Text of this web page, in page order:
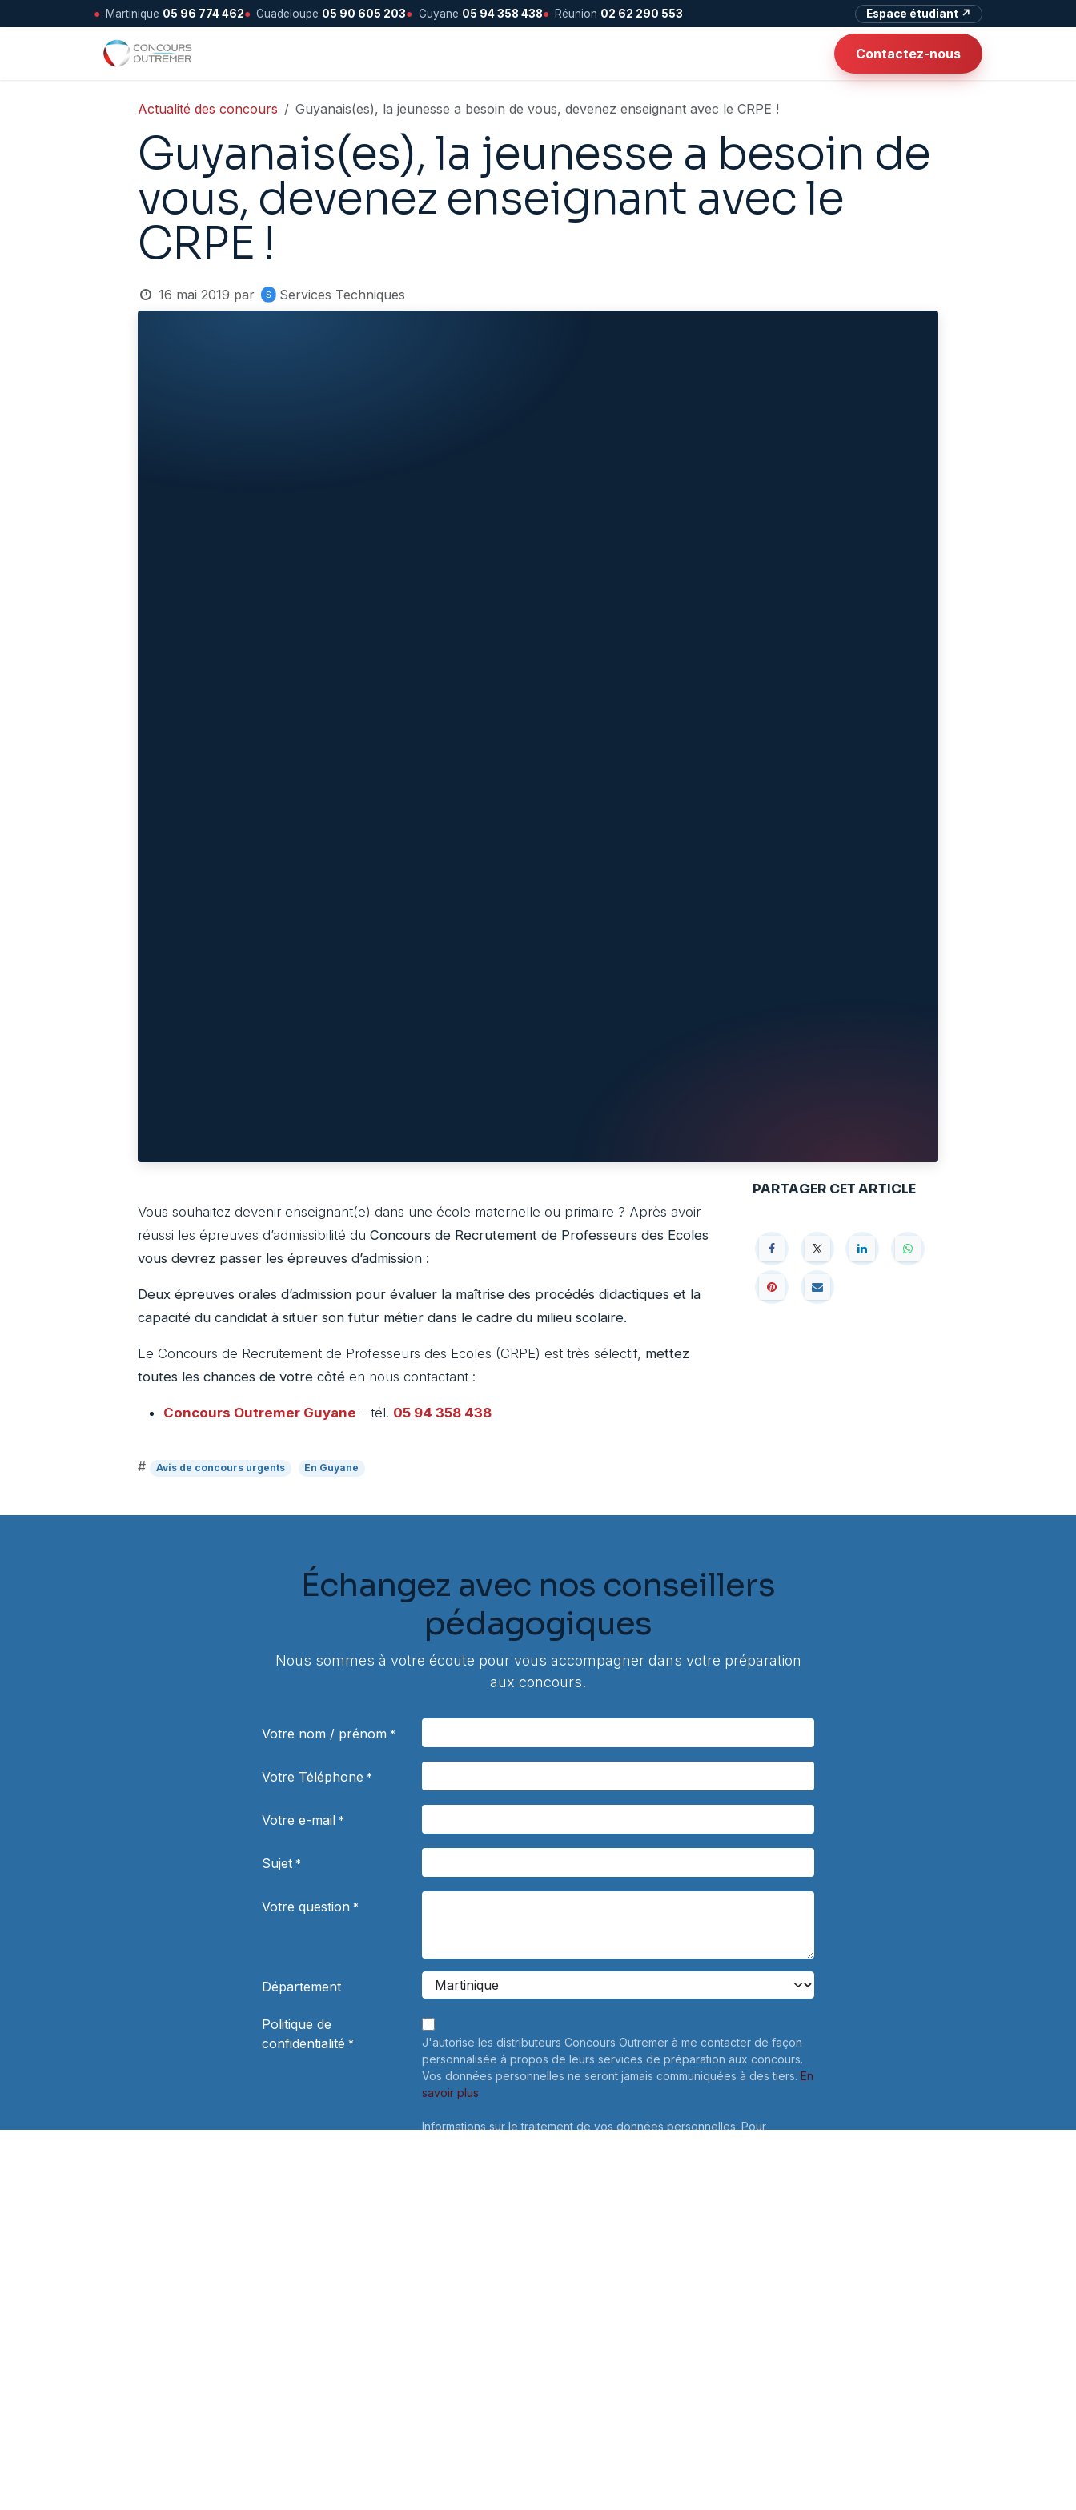
● Martinique 05 96 774 462● Guadeloupe 05 90 605 203● Guyane 05 94 358 438● Réunion 02 62 290 553 Espace étudiant ↗
Se rendre au contenu
Contactez-nous
Actualité des concours Guyanais(es), la jeunesse a besoin de vous, devenez enseignant avec le CRPE !
Guyanais(es), la jeunesse a besoin de
vous, devenez enseignant avec le
CRPE !
16 mai 2019 par Services Techniques
Vous souhaitez devenir enseignant(e) dans une école maternelle ou primaire ? Après avoir
réussi les épreuves d’admissibilité du Concours de Recrutement de Professeurs des Ecoles
vous devrez passer les épreuves d’admission :
Deux épreuves orales d’admission pour évaluer la maîtrise des procédés didactiques et la
capacité du candidat à situer son futur métier dans le cadre du milieu scolaire.
Le Concours de Recrutement de Professeurs des Ecoles (CRPE) est très sélectif, mettez
toutes les chances de votre côté en nous contactant :
Concours Outremer Guyane – tél. 05 94 358 438
# Avis de concours urgents En Guyane
PARTAGER CET ARTICLE
Échangez avec nos conseillers
pédagogiques
Nous sommes à votre écoute pour vous accompagner dans votre préparation
aux concours.
Votre nom / prénom *
Votre Téléphone *
Votre e-mail *
Sujet *
Votre question *
Département
Politique de
confidentialité *
J'autorise les distributeurs Concours Outremer à me contacter de façon
personnalisée à propos de leurs services de préparation aux concours.
Vos données personnelles ne seront jamais communiquées à des tiers. En
savoir plus
Informations sur le traitement de vos données personnelles: Pour